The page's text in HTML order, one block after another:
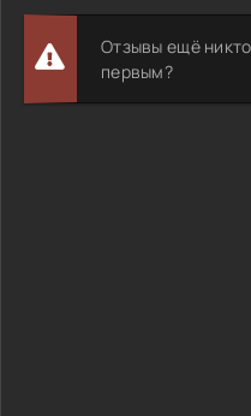
Отзывы ещё
первым?